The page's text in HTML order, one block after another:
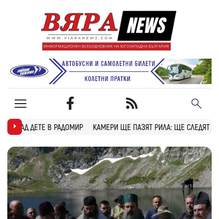
КАМЕРИ ЩЕ ПАЗЯТ РИЛА: ЩЕ СЛЕДЯТ ЗА ПОЖАРИ, БРАКОНИЕРИ